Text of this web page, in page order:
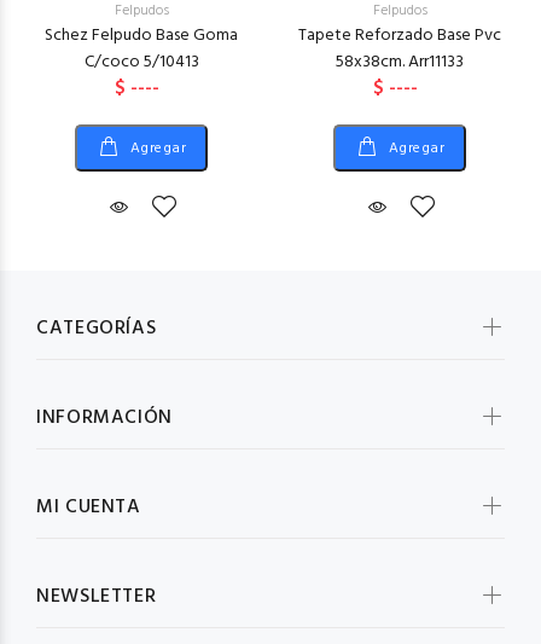
Felpudos
Schez Felpudo Base Goma
C/coco 5/10413
$ ----
Agregar
Felpudos
Tapete Reforzado Base Pvc
58x38cm. Arr11133
$ ----
Agregar
CATEGORÍAS
INFORMACIÓN
MI CUENTA
NEWSLETTER